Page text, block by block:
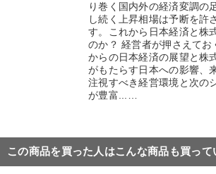
り巻く国内外の経済変調の
し続く上昇相場は予断を許
す。これから日本経済と株
のか？ 経営者が押さえてお
からの日本経済の展望と株
がもたらす日本への影響、
注視すべき経営環境と次の
が豊富...…
この商品を買った人はこんな商品も買って